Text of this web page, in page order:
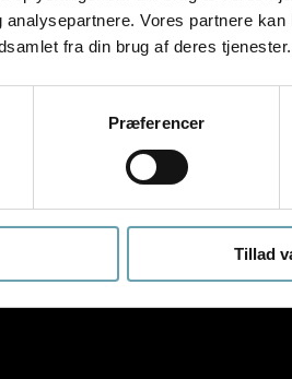
analysepartnere. Vores partnere
fra din brug af deres tjenester.
Præferencer
Tillad
rundt, når du kigger, mens briller
vil opleve, at det er sværere
der dannes med flerstyrke
brug af flerstyrke kontaktlinser.